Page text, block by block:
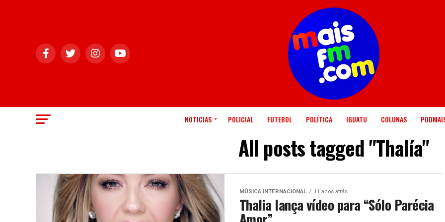
NOTICIAS POLICIAL FUTEBOL POLÍTICA IGUATU COLUNAS
All posts tagged "Thalía"
MÚSICA INTERNACIONAL 11 anos atrás
Thalia lança vídeo para “Sólo Parécia